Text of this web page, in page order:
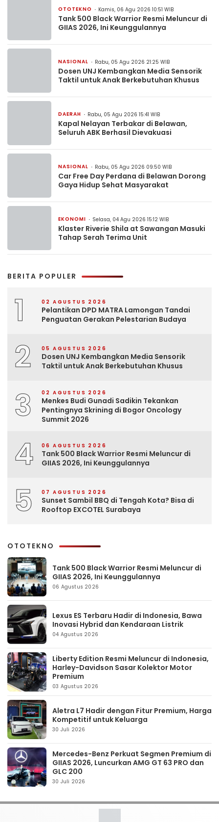
OTOTEKNO Kamis, 06 Agu 2026 10:51 WIB
Tank 500 Black Warrior Resmi Meluncur di
GIIAS 2026, Ini Keunggulannya
NASIONAL Rabu, 05 Agu 2026 21:25 WIB
Dosen UNJ Kembangkan Media Sensorik
Taktil untuk Anak Berkebutuhan Khusus
DAERAH Rabu, 05 Agu 2026 15:41 WIB
Kapal Nelayan Terbakar di Belawan,
Seluruh ABK Berhasil Dievakuasi
NASIONAL Rabu, 05 Agu 2026 09:50 WIB
Car Free Day Perdana di Belawan Dorong
Gaya Hidup Sehat Masyarakat
EKONOMI Selasa, 04 Agu 2026 15:12 WIB
Klaster Riverie Shila at Sawangan Masuki
Tahap Serah Terima Unit
BERITA POPULER
1 02 AGUSTUS 2026
Pelantikan DPD MATRA Lamongan Tandai
Penguatan Gerakan Pelestarian Budaya
2 05 AGUSTUS 2026
Dosen UNJ Kembangkan Media Sensorik
Taktil untuk Anak Berkebutuhan Khusus
3 02 AGUSTUS 2026
Menkes Budi Gunadi Sadikin Tekankan
Pentingnya Skrining di Bogor Oncology
Summit 2026
4 06 AGUSTUS 2026
Tank 500 Black Warrior Resmi Meluncur di
GIIAS 2026, Ini Keunggulannya
5 07 AGUSTUS 2026
Sunset Sambil BBQ di Tengah Kota? Bisa di
Rooftop EXCOTEL Surabaya
OTOTEKNO
Tank 500 Black Warrior Resmi Meluncur di
GIIAS 2026, Ini Keunggulannya
06 Agustus 2026
Lexus ES Terbaru Hadir di Indonesia, Bawa
Inovasi Hybrid dan Kendaraan Listrik
04 Agustus 2026
Liberty Edition Resmi Meluncur di Indonesia,
Harley-Davidson Sasar Kolektor Motor
Premium
03 Agustus 2026
Aletra L7 Hadir dengan Fitur Premium, Harga
Kompetitif untuk Keluarga
30 Juli 2026
Mercedes-Benz Perkuat Segmen Premium di
GIIAS 2026, Luncurkan AMG GT 63 PRO dan
GLC 200
30 Juli 2026